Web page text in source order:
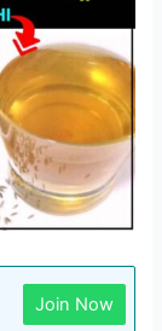
Join Now